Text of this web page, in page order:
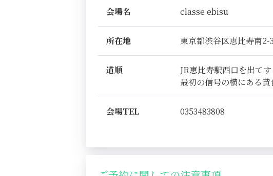
会場名 classe ebisu
所在地 東京都渋谷区恵比寿南
道順
JR恵比寿駅西口を出て
最初の信号の横にある黄
会場TEL 0353483808